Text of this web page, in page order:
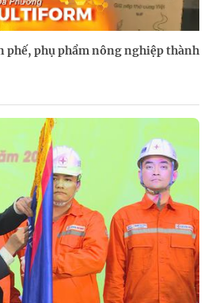
phế, phụ phẩm nông nghiệp thành